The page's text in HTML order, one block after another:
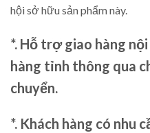
hội sở hữu sản phẩm này.
*. Hỗ trợ giao hàng
hàng tỉnh thông qua
chuyển.
*. Khách hàng có nhu